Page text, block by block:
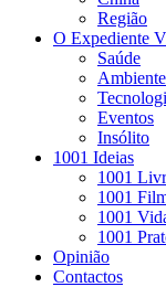
Região
O Expediente
Saúde
Ambiente
Eventos
Insólito
1001 Ideias
1001
1001
1001
1001
Opinião
Contactos